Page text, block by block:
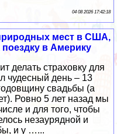
04 08 2026 17:42:18
мест в США,
в Америку
делать страховку для
чудесный день – 13
свадьбы (а
Ровно 5 лет назад мы
и для того, чтобы
незаурядной и
и у …...